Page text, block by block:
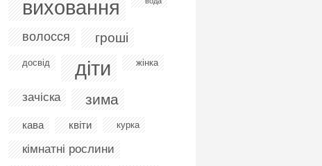
виховання
волосся гроші
досвід діти жінка
зачіска зима
кава квіти курка
кімнатні рослини